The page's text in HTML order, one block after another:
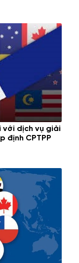
với dịch vụ giải
định CPTPP